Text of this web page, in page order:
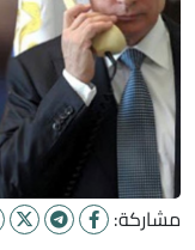
مشاركة: